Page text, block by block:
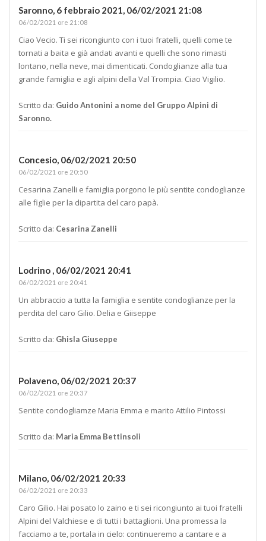
Saronno, 6 febbraio 2021, 06/02/2021 21:08
06/02/2021 ore 21:08
Ciao Vecio. Ti sei ricongiunto con i tuoi fratelli, quelli come te
tornati a baita e già andati avanti e quelli che sono rimasti
lontano, nella neve, mai dimenticati. Condoglianze alla tua
grande famiglia e agli alpini della Val Trompia. Ciao Vigilio.
Scritto da: Guido Antonini a nome del Gruppo Alpini di
Saronno.
Concesio, 06/02/2021 20:50
06/02/2021 ore 20:50
Cesarina Zanelli e famiglia porgono le più sentite condoglianze
alle figlie per la dipartita del caro papà.
Scritto da: Cesarina Zanelli
Lodrino , 06/02/2021 20:41
06/02/2021 ore 20:41
Un abbraccio a tutta la famiglia e sentite condoglianze per la
perdita del caro Gilio. Delia e Giiseppe
Scritto da: Ghisla Giuseppe
Polaveno, 06/02/2021 20:37
06/02/2021 ore 20:37
Sentite condogliamze Maria Emma e marito Attilio Pintossi
Scritto da: Maria Emma Bettinsoli
Milano, 06/02/2021 20:33
06/02/2021 ore 20:33
Caro Gilio. Hai posato lo zaino e ti sei ricongiunto ai tuoi fratelli
Alpini del Valchiese e di tutti i battaglioni. Una promessa la
facciamo a te, portala in cielo: continueremo a cantare e a